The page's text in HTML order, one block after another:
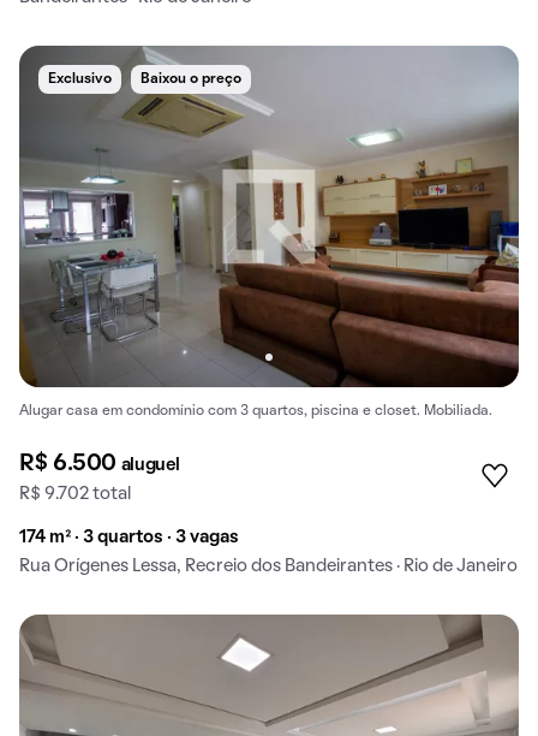
Exclusivo Baixou o preço
Alugar casa em condomínio com 3 quartos, piscina e closet. Mobiliada.
R$ 6.500 aluguel
R$ 9.702 total
174 m² · 3 quartos · 3 vagas
Rua Orígenes Lessa, Recreio dos Bandeirantes · Rio de Janeiro